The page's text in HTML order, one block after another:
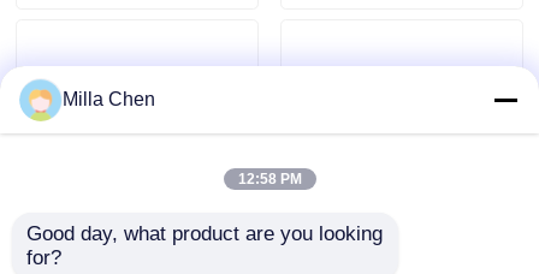
Fälle
Fordern Sie ein Zitat
LWL Termination Box
Lc-/APC-Faser-
Milla Chen
12:58 PM
Good day, what product are you looking
for?